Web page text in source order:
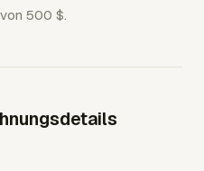
500 $.